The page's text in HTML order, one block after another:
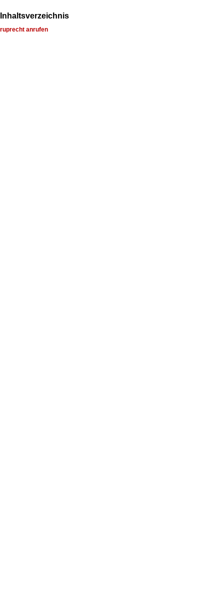
Inhaltsverzeichnis
ruprecht anrufen